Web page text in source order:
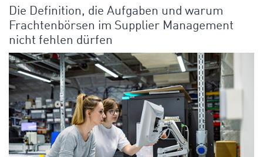
Die Definition, die Aufgaben und warum
Frachtenbörsen im Supplier Management
nicht fehlen dürfen